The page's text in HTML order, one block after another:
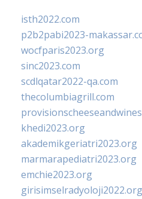
isth2022.com
p2b2pabi2023-
wocfparis2023.org
sinc2023.com
scdlqatar2022-qa.com
thecolumbiagrill.com
khedi2023.org
akademikgeriatri2023.org
marmarapediatri2023.org
emchie2023.org
girisimselradyoloji2022.org